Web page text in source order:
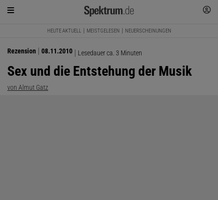
HEUTE AKTUELL MEISTGELESEN NEUERSCHEINUNGEN
Rezension 08.11.2010 Lesedauer ca. 3 Minuten
Sex und die Entstehung der Musik
von Almut Gatz